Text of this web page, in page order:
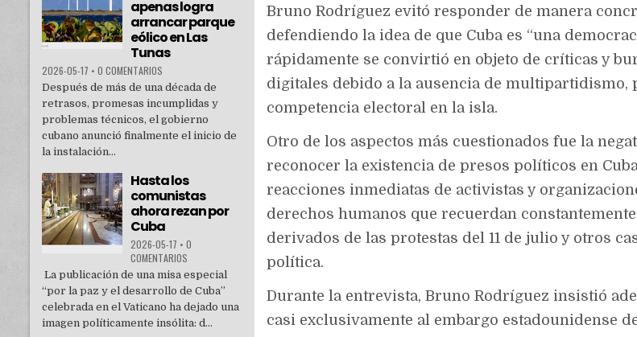
Bruno Rodríguez evitó responder de manera
defendiendo la idea de que Cuba es “una
rápidamente se convirtió en objeto de críticas y
digitales debido a la ausencia de multipartidismo,
competencia electoral en la isla.
Otro de los aspectos más cuestionados fue la
reconocer la existencia de presos políticos en
reacciones inmediatas de activistas y
derechos humanos que recuerdan
derivados de las protestas del 11 de julio y otros
política.
Durante la entrevista, Bruno Rodríguez insistió
casi exclusivamente al embargo estadounidense
apenas logra
arrancar parque
eólico en Las
Tunas
2026-05-17 • 0 COMENTARIOS
Después de más de una década de
retrasos, promesas incumplidas y
problemas técnicos, el gobierno
cubano anunció finalmente el inicio de
la instalación...
Hasta los
comunistas
ahora rezan por
Cuba
2026-05-17 • 0
COMENTARIOS
La publicación de una misa especial
“por la paz y el desarrollo de Cuba”
celebrada en el Vaticano ha dejado una
imagen políticamente insólita: d...